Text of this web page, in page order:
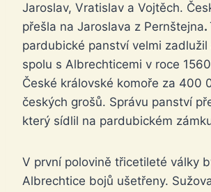
Jaroslav, Vratislav a Vojtěch.
přešla na Jaroslava z Pernštejna.
pardubické panství velmi
spolu s Albrechticemi v roce
České královské komoře za 400
českých grošů. Správu panství
který sídlil na pardubickém
V první polovině třicetileté války
Albrechtice bojů ušetřeny.